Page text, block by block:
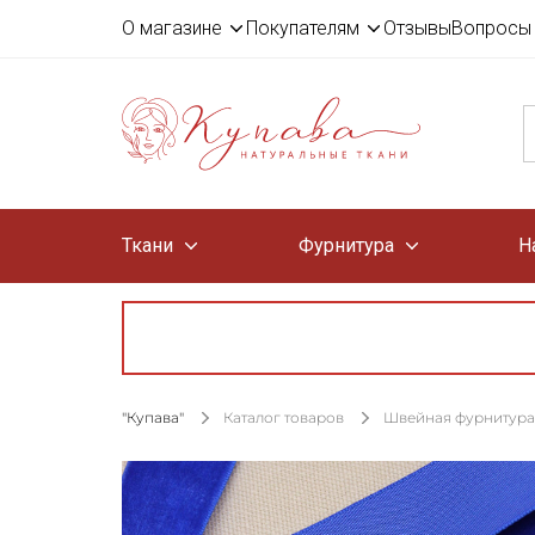
О магазине Покупателям ОтзывыВопросы
Ткани Фурнитура
"Купава" Каталог товаров Швейная фурнитура